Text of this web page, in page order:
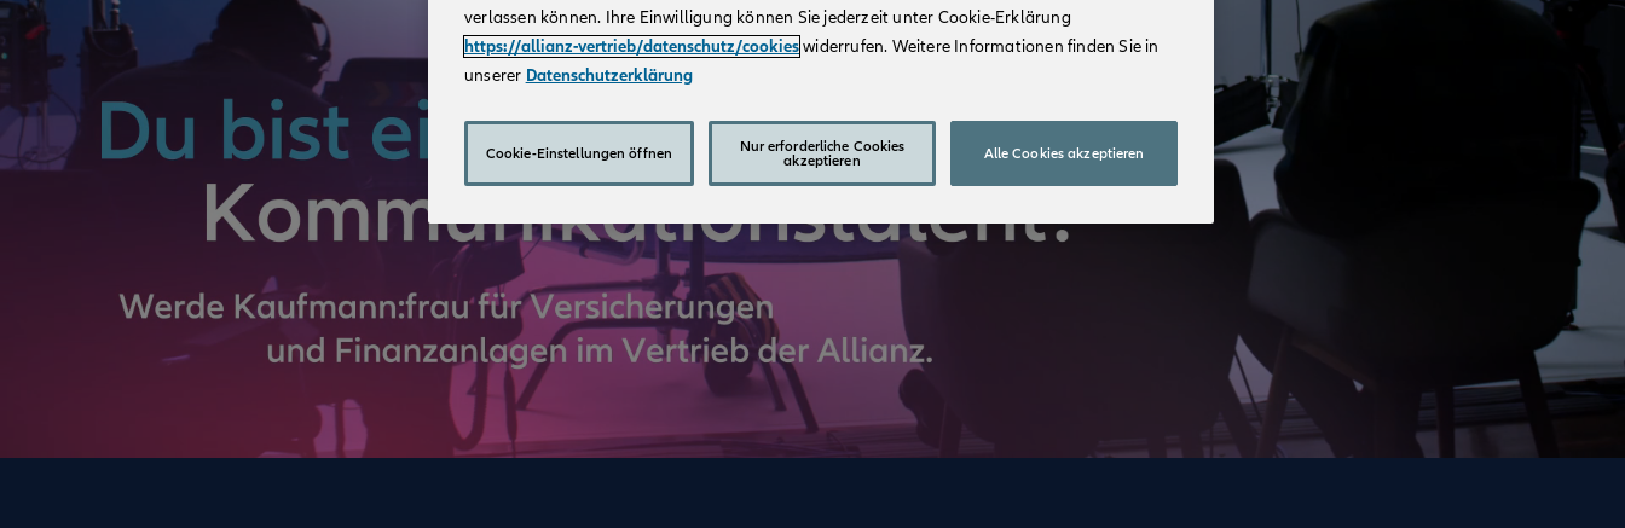
verlassen können. Ihre Einwilligung können Sie jederzeit unter Cookie-Erklärung
https://allianz-vertrieb/datenschutz/cookieswiderrufen. Weitere Informationen finden Sie in
unserer Datenschutzerklärung
Cookie-Einstellungen öffnen
Nur erforderliche Cookies
akzeptieren
Alle Cookies akzeptieren